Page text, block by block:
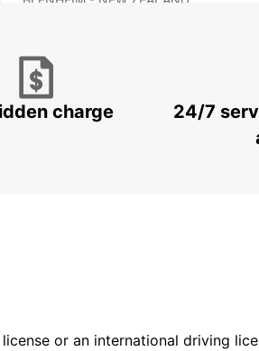
AUCKLAND INTERNATIONAL AIRPORT
charge
24/7
or an international driving